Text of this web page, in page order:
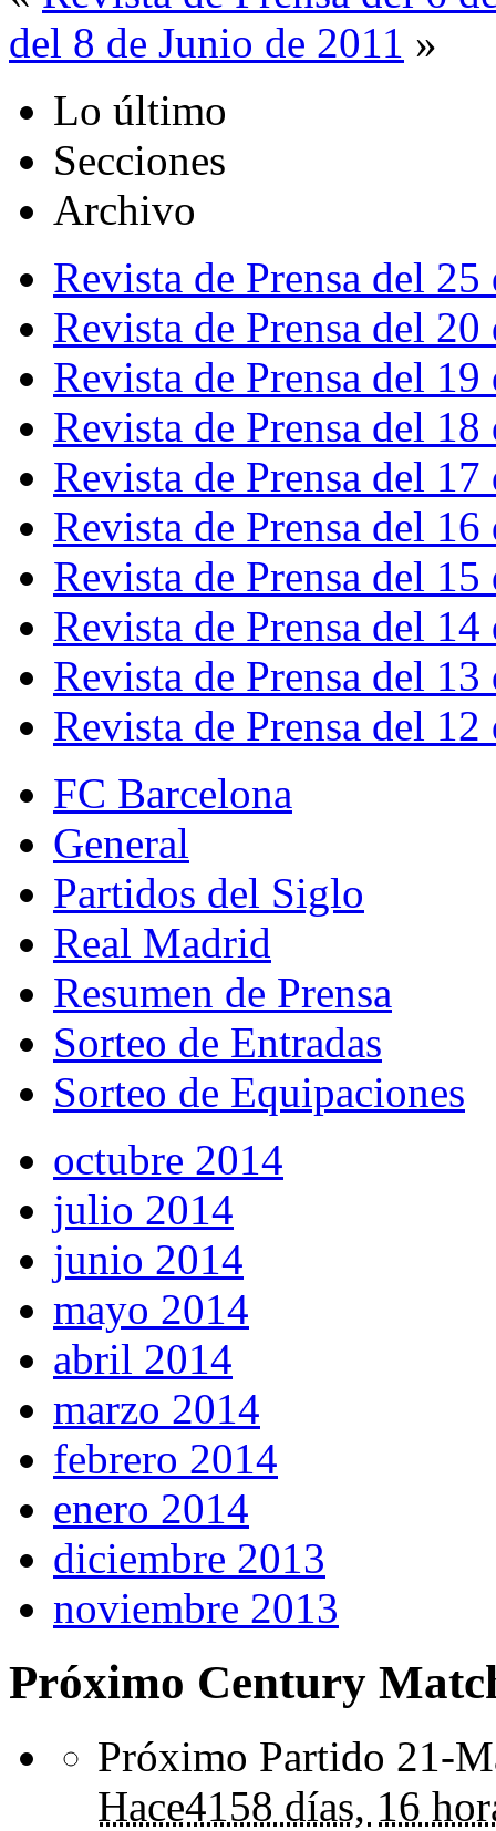
del 8 de Junio de 2011 »
Lo último
Secciones
Archivo
Revista de Prensa del
Revista de Prensa del
Revista de Prensa del
Revista de Prensa del
Revista de Prensa del
Revista de Prensa del
Revista de Prensa del
Revista de Prensa del
Revista de Prensa del
Revista de Prensa del
FC Barcelona
General
Partidos del Siglo
Real Madrid
Resumen de Prensa
Sorteo de Entradas
Sorteo de Equipaciones
octubre 2014
julio 2014
junio 2014
mayo 2014
abril 2014
marzo 2014
febrero 2014
enero 2014
diciembre 2013
noviembre 2013
Próximo Century
Próximo Partido 21-
Hace4158 días, 16